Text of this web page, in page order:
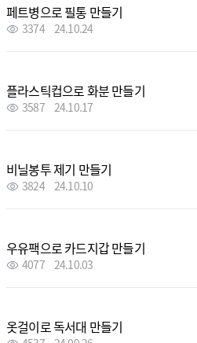
페트병으로 필통 만들기
3374 24.10.24
플라스틱컵으로 화분 만들기
3587 24.10.17
비닐봉투 제기 만들기
3824 24.10.10
우유팩으로 카드지갑 만들기
4077 24.10.03
옷걸이로 독서대 만들기